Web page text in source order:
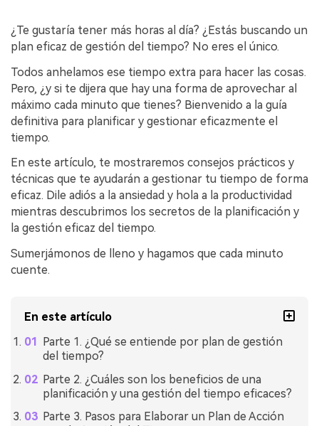
¿Te gustaría tener más horas al día? ¿Estás buscando un
plan eficaz de gestión del tiempo? No eres el único.
Todos anhelamos ese tiempo extra para hacer las cosas.
Pero, ¿y si te dijera que hay una forma de aprovechar al
máximo cada minuto que tienes? Bienvenido a la guía
definitiva para planificar y gestionar eficazmente el
tiempo.
En este artículo, te mostraremos consejos prácticos y
técnicas que te ayudarán a gestionar tu tiempo de forma
eficaz. Dile adiós a la ansiedad y hola a la productividad
mientras descubrimos los secretos de la planificación y
la gestión eficaz del tiempo.
Sumerjámonos de lleno y hagamos que cada minuto
cuente.
En este artículo
Parte 1. ¿Qué se entiende por plan de gestión
del tiempo?
Parte 2. ¿Cuáles son los beneficios de una
planificación y una gestión del tiempo eficaces?
Parte 3. Pasos para Elaborar un Plan de Acción